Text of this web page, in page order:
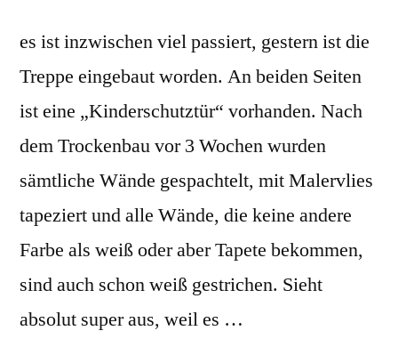
es ist inzwischen viel passiert, gestern ist die
Treppe eingebaut worden. An beiden Seiten
ist eine „Kinderschutztür“ vorhanden. Nach
dem Trockenbau vor 3 Wochen wurden
sämtliche Wände gespachtelt, mit Malervlies
tapeziert und alle Wände, die keine andere
Farbe als weiß oder aber Tapete bekommen,
sind auch schon weiß gestrichen. Sieht
absolut super aus, weil es …